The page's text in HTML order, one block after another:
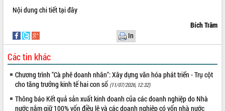
VIDEO
Nội dung chi tiếttại đây
Bích Trâm
In
Các tin khác
Chương trình "Cà phê doanh nhân": Xây dựng văn hóa phát triển - Trụ cột
cho tăng trưởng kinh tế hai con số (11/07/2026, 12:32)
Thông báo Kết quả sản xuất kinh doanh của các doanh nghiệp do Nhà
nước nắm giữ 100% vốn điều lệ và các doanh nghiệp có vốn nhà nước